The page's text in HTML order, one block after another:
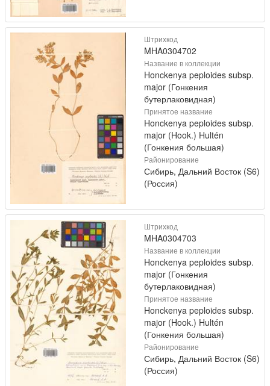
Штрихкод
MHA0304702
Название в коллекции
Honckenya peploides subsp.
major (Гонкения
бутерлаковидная)
Принятое название
Honckenya peploides subsp.
major (Hook.) Hultén
(Гонкения большая)
Районирование
Сибирь, Дальний Восток (S6)
(Россия)
Штрихкод
MHA0304703
Название в коллекции
Honckenya peploides subsp.
major (Гонкения
бутерлаковидная)
Принятое название
Honckenya peploides subsp.
major (Hook.) Hultén
(Гонкения большая)
Районирование
Сибирь, Дальний Восток (S6)
(Россия)